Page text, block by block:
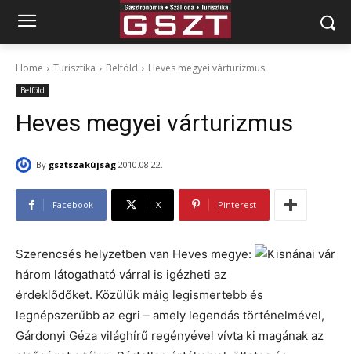
Home Turisztika Belföld Heves megyei várturizmus
Belföld
Heves megyei várturizmus
By gsztszakújság 2010.08.22.
Facebook X Pinterest
Szerencsés helyzetben van Heves megye:
három látogatható várral is igézheti az
érdeklődőket. Közülük máig legismertebb és
legnépszerűbb az egri – amely legendás történelmével,
Gárdonyi Géza világhírű regényével vívta ki magának az